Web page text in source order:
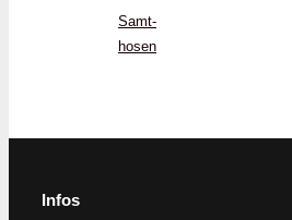
Samt­
hosen
Infos